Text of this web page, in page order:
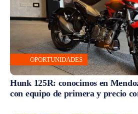
OPORTUNIDADES
Hunk 125R: conocimos en
con equipo de primera y precio